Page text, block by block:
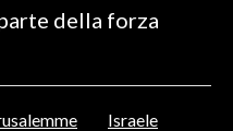
della forza
Israele